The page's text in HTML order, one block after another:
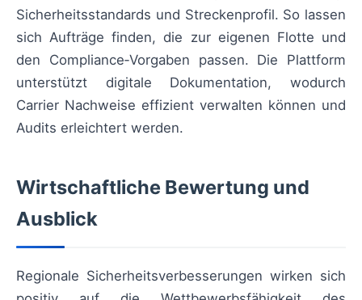
Sicherheitsstandards und Streckenprofil. So lassen
sich Aufträge finden, die zur eigenen Flotte und
den Compliance‑Vorgaben passen. Die Plattform
unterstützt digitale Dokumentation, wodurch
Carrier Nachweise effizient verwalten können und
Audits erleichtert werden.
Wirtschaftliche Bewertung und
Ausblick
Regionale Sicherheitsverbesserungen wirken sich